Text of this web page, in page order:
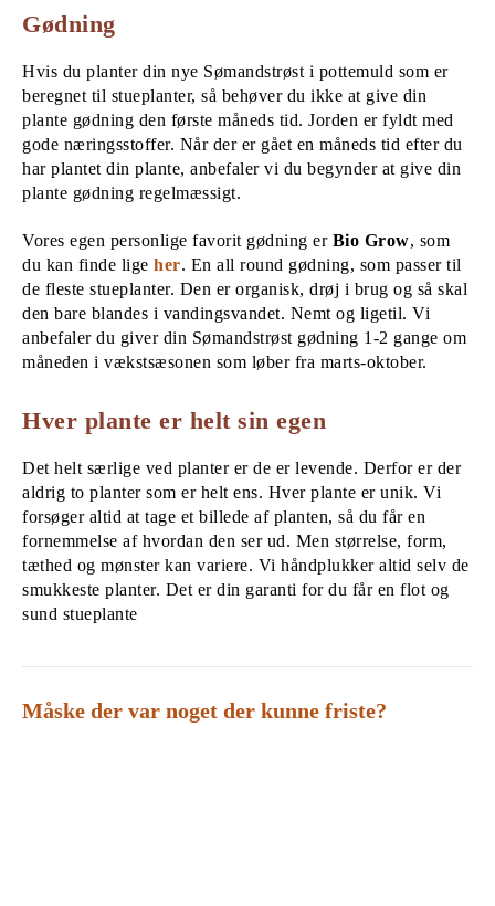
Gødning
Hvis du planter din nye Sømandstrøst i pottemuld som er
beregnet til stueplanter, så behøver du ikke at give din
plante gødning den første måneds tid. Jorden er fyldt med
gode næringsstoffer. Når der er gået en måneds tid efter du
har plantet din plante, anbefaler vi du begynder at give din
plante gødning regelmæssigt.
Vores egen personlige favorit gødning er Bio Grow, som
du kan finde lige her. En all round gødning, som passer til
de fleste stueplanter. Den er organisk, drøj i brug og så skal
den bare blandes i vandingsvandet. Nemt og ligetil. Vi
anbefaler du giver din Sømandstrøst gødning 1-2 gange om
måneden i vækstsæsonen som løber fra marts-oktober.
Hver plante er helt sin egen
Det helt særlige ved planter er de er levende. Derfor er der
aldrig to planter som er helt ens. Hver plante er unik. Vi
forsøger altid at tage et billede af planten, så du får en
fornemmelse af hvordan den ser ud. Men størrelse, form,
tæthed og mønster kan variere. Vi håndplukker altid selv de
smukkeste planter. Det er din garanti for du får en flot og
sund stueplante
Måske der var noget der kunne friste?